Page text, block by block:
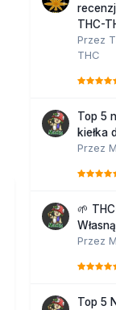
THC-
Przez
THC
Top 5
kiełka
Przez
🌱
Przez
Top 5